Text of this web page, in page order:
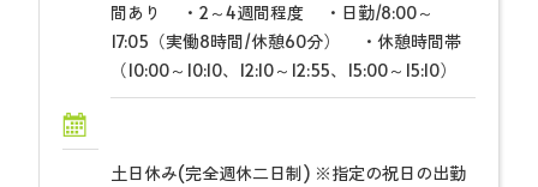
間あり ・2～4週間程度 ・日勤/8:00～
17:05（実働8時間/休憩60分） ・休憩時間帯
（10:00～10:10、12:10～12:55、15:00～15:10）
土日休み(完全週休二日制) ※指定の祝日の出勤